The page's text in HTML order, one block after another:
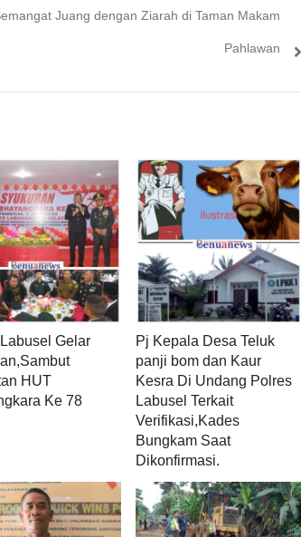
Juang dengan Ziarah di Taman Makam
Pahlawan
Gelar
HUT
Ke 78
Pj Kepala Desa Teluk
panji bom dan Kaur
Kesra Di Undang Polres
Labusel Terkait
Verifikasi,Kades
Bungkam Saat
Dikonfirmasi.